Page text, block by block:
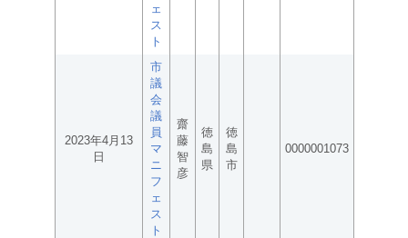
ェ
ス
ト
2023年4月13
日
市
議
会
議
員
マ
ニ
フ
ェ
ス
ト
齋
藤
智
彦
徳
島
県
徳
島
市
0000001073